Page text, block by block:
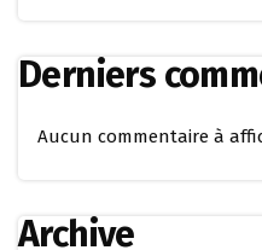
Derniers
Aucun commentaire à
Archive